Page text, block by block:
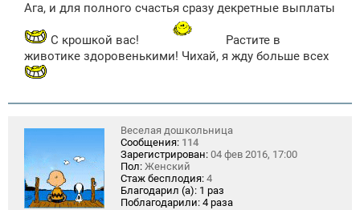
Ага, и для полного счастья сразу декретные выплаты
С крошкой вас!
Растите в
животике здоровенькими! Чихай, я жду больше всех
Веселая дошкольница
Сообщения: 114
Зарегистрирован: 04 фев 2016, 17:00
Пол: Женский
Стаж бесплодия: 4
Благодарил (а): 1 раз
Поблагодарили: 4 раза